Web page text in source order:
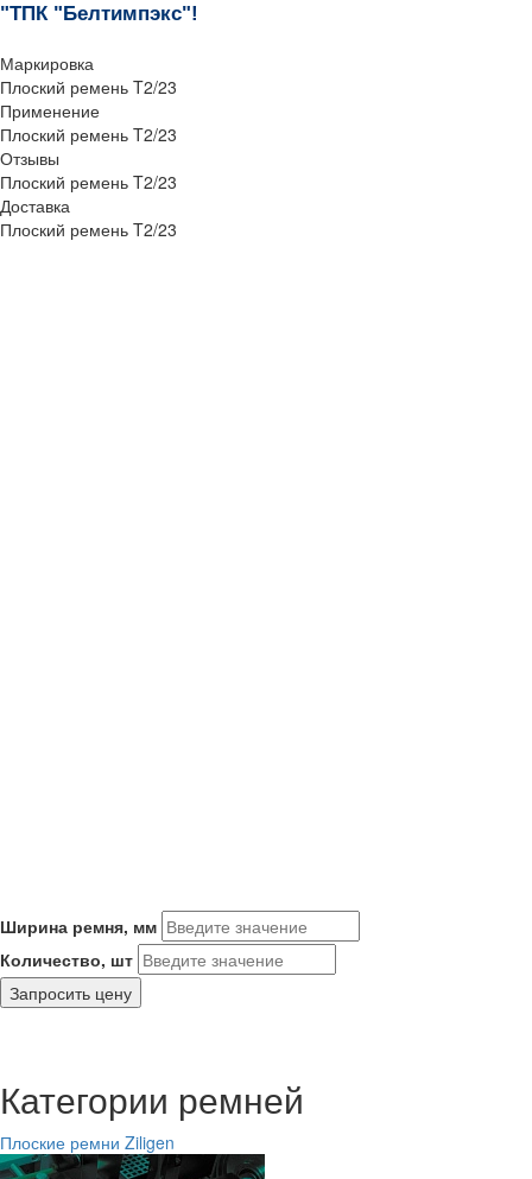
"ТПК "Белтимпэкс"!
Маркировка
Плоский ремень T2/23
Применение
Плоский ремень T2/23
Отзывы
Плоский ремень T2/23
Доставка
Плоский ремень T2/23
Ширина ремня, мм
Количество, шт
Запросить цену
Категории ремней
Плоские ремни Ziligen